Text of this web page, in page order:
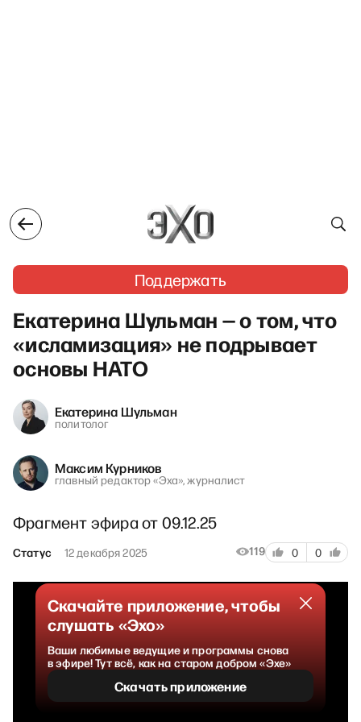
Поддержать
Екатерина Шульман — о том, что
«исламизация» не подрывает
основы НАТО
Екатерина Шульман
политолог
Максим Курников
главный редактор «Эха», журналист
Фрагмент эфира от 09.12.25
Статус 12 декабря 2025 119 0 0
Скачайте приложение, чтобы
слушать «Эхо»
Ваши любимые ведущие и программы снова
в эфире! Тут всё, как на старом добром «Эхе»
Скачать приложение